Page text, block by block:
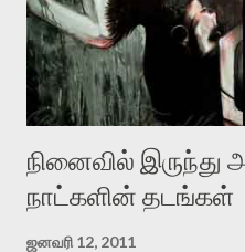
ஜெயமோகன் அந்த பிரமையால்
உள்ளார். உங்களை பற்றின இந்த
உண்மையே! ராக்கி படத்தில்
ஓரிடத்தில் சொல்வார்: ...
நினைவில் இருந்து
நாட்களின் தடங்கள்
ஜனவரி 12, 2011